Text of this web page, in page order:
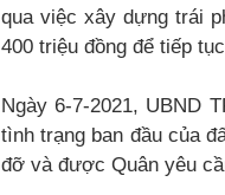
qua việc xây dựng trái
400 triệu đồng để tiếp
Ngày 6-7-2021, UBND
tình trạng ban đầu của
đỡ và được Quân yêu